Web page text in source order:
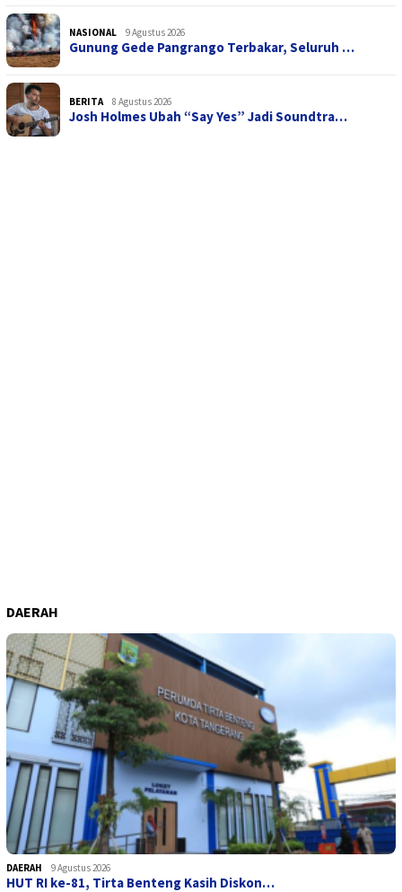
NASIONAL 9 Agustus 2026
Gunung Gede Pangrango Terbakar, Seluruh …
BERITA 8 Agustus 2026
Josh Holmes Ubah “Say Yes” Jadi Soundtra…
DAERAH
DAERAH 9 Agustus 2026
HUT RI ke-81, Tirta Benteng Kasih Diskon…